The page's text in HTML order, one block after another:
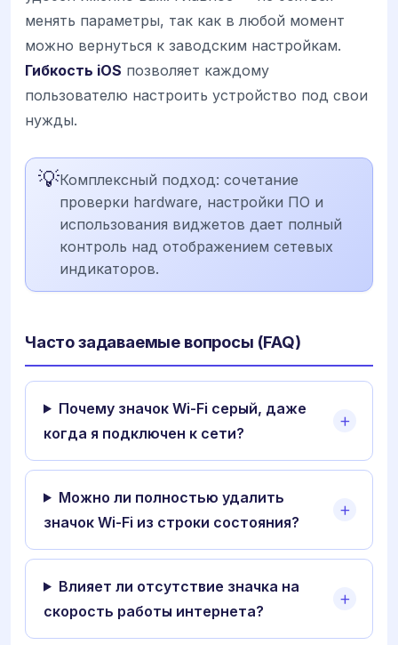
менять параметры, так как в любой момент
можно вернуться к заводским настройкам.
Гибкость iOS позволяет каждому
пользователю настроить устройство под свои
нужды.
💡Комплексный подход: сочетание
проверки hardware, настройки ПО и
использования виджетов дает полный
контроль над отображением сетевых
индикаторов.
Часто задаваемые вопросы (FAQ)
Почему значок Wi-Fi серый, даже
когда я подключен к сети?
Можно ли полностью удалить
значок Wi-Fi из строки состояния?
Влияет ли отсутствие значка на
скорость работы интернета?